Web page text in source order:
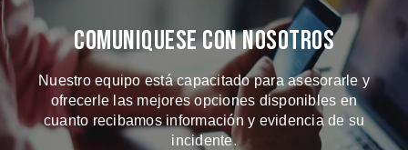
Comuniquese Con Nosotros
Nuestro equipo está capacitado para asesorarle y
ofrecerle las mejores opciones disponibles en
cuanto recibamos información y evidencia de su
incidente.